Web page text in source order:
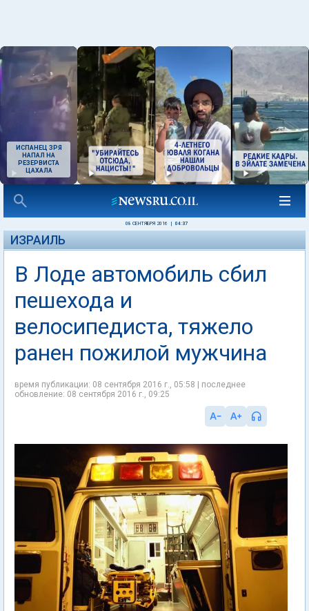
ИСПАНЕЦ ЗРЯ
НАПАЛ НА
РЕЗЕРВИСТА
ЦАХАЛА
08 СЕНТЯБРЯ 2016 04:37
ИЗРАИЛЬ
В Лоде автомобиль сбил
пешехода и
велосипедиста, тяжело
ранен пожилой мужчина
время публикации: 08 сентября 2016 г., 05:58 | последнее
обновление: 08 сентября 2016 г., 09:25